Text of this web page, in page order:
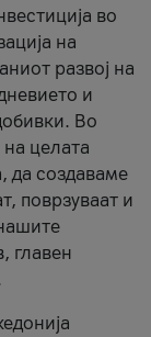
во
на
развој на
и
Во
целата
да создаваме
поврзуваат и
главен